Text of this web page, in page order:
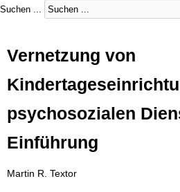
Suchen ...
Vernetzung von
psychosozialen
Einführung
Martin R. Textor